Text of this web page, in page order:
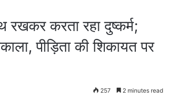
करता रहा दुष्कर्म;
पीड़िता की शिकायत पर
257 2 minutes read